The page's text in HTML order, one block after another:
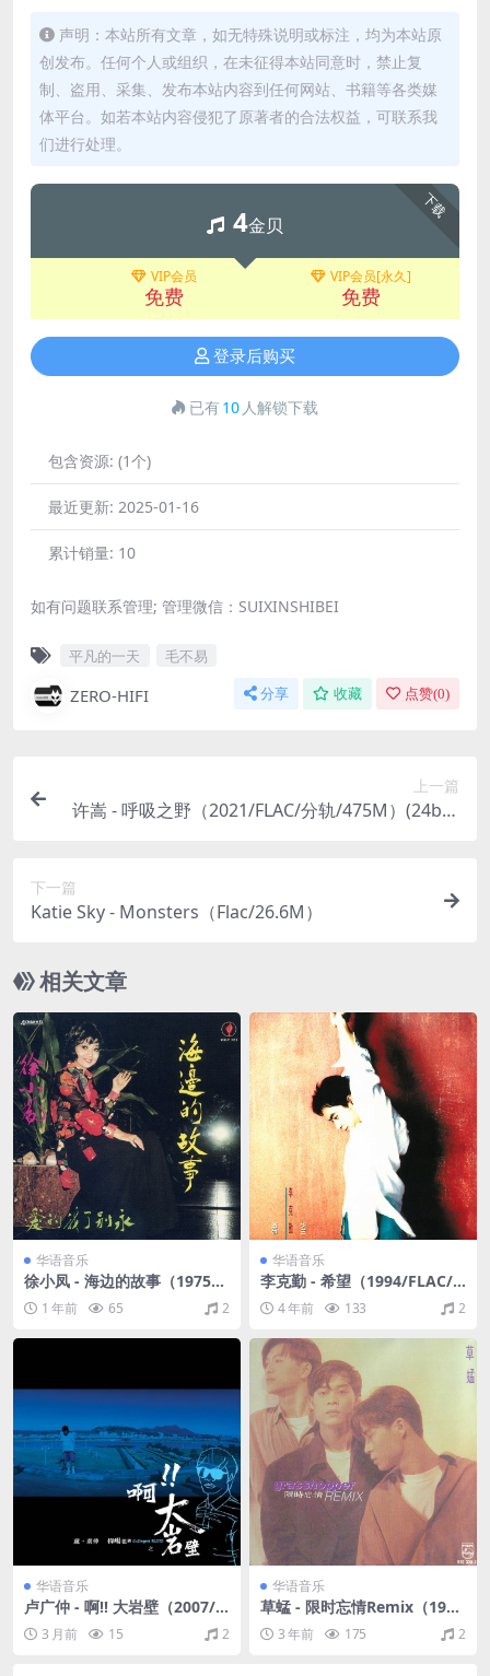
声明：本站所有文章，如无特殊说明或标注，均为本站原
创发布。任何个人或组织，在未征得本站同意时，禁止复
制、盗用、采集、发布本站内容到任何网站、书籍等各类媒
体平台。如若本站内容侵犯了原著者的合法权益，可联系我
们进行处理。
下载
4金贝
VIP会员
免费
VIP会员[永久]
免费
登录后购买
已有10 人解锁下载
包含资源: (1个)
最近更新: 2025-01-16
累计销量: 10
如有问题联系管理; 管理微信：SUIXINSHIBEI
平凡的一天 毛不易
ZERO-HIFI 分享 收藏 点赞(0)
上一篇
许嵩 - 呼吸之野（2021/FLAC/分轨/475M）(24bit/
下一篇
Katie Sky - Monsters（Flac/26.6M）
相关文章
华语音乐
徐小凤 - 海边的故事（1975/F
LAC/分轨/259M）
1 年前 65 2
华语音乐
李克勤 - 希望（1994/FLAC/
分轨/284M）
4 年前 133 2
华语音乐
卢广仲 - 啊!! 大岩壁（2007/F
LAC/Single分轨/31.4M）
3 月前 15 2
华语音乐
草蜢 - 限时忘情Remix（199
2/FLAC/分轨/343M）
3 年前 175 2